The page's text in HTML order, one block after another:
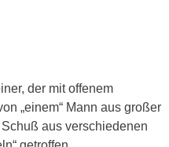
der mit offenem
„einem“ Mann aus großer
aus verschiedenen